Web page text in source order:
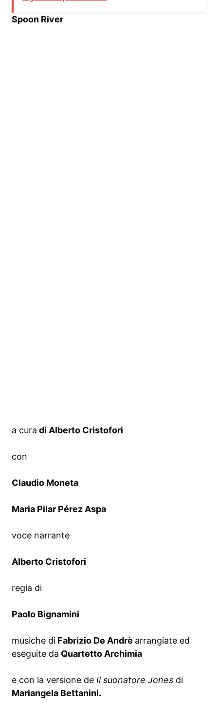
Spoon River
a cura di Alberto Cristofori
con
Claudio Moneta
Maria Pilar Pérez Aspa
voce narrante
Alberto Cristofori
regia di
Paolo Bignamini
musiche di Fabrizio De Andrè arrangiate ed
eseguite da Quartetto Archimia
e con la versione de Il suonatore Jones di
Mariangela Bettanini.